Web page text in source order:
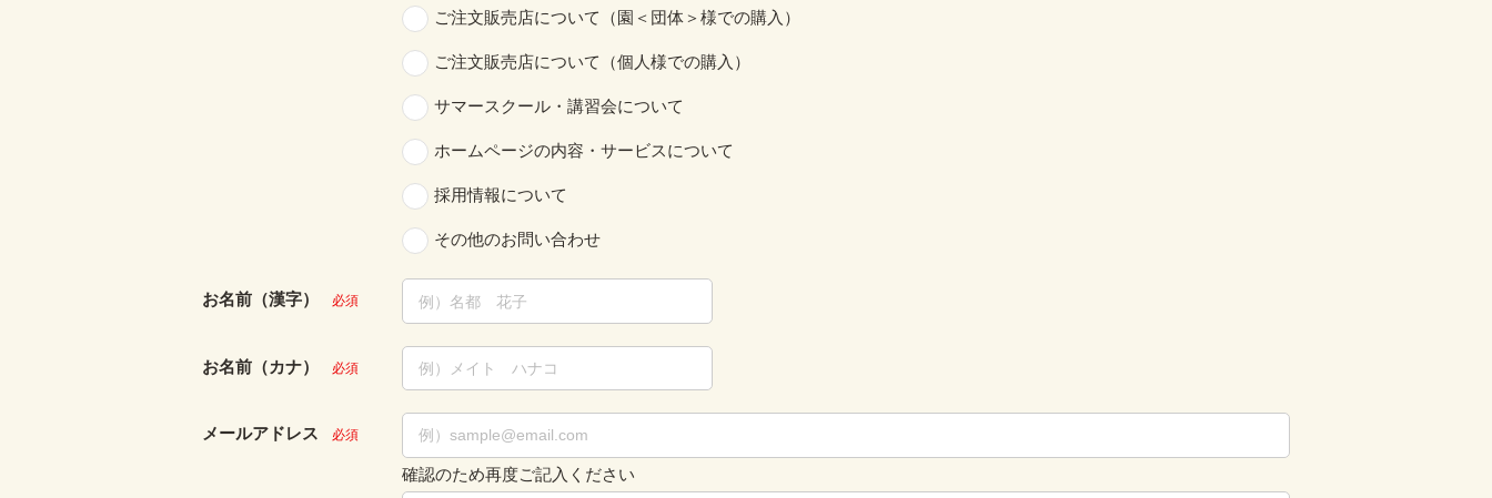
ご注文販売店について（園＜団体＞様での購入）
ご注文販売店について（個人様での購入）
サマースクール・講習会について
ホームページの内容・サービスについて
採用情報について
その他のお問い合わせ
お名前（漢字） 必須
お名前（カナ） 必須
メールアドレス 必須
確認のため再度ご記入ください